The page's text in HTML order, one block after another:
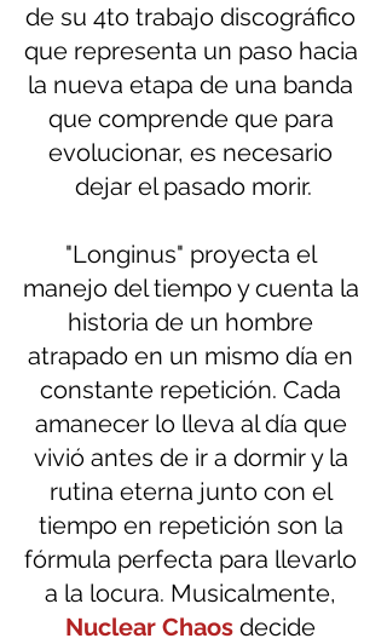
de su 4to trabajo discográfico
que representa un paso hacia
la nueva etapa de una banda
que comprende que para
evolucionar, es necesario
dejar el pasado morir.
"Longinus" proyecta el
manejo del tiempo y cuenta la
historia de un hombre
atrapado en un mismo día en
constante repetición. Cada
amanecer lo lleva al día que
vivió antes de ir a dormir y la
rutina eterna junto con el
tiempo en repetición son la
fórmula perfecta para llevarlo
a la locura. Musicalmente,
Nuclear Chaos decide